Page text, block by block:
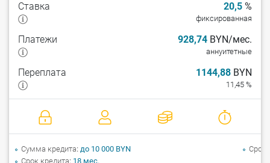
Ставка 20,5 %
фиксированная
Платежи 928,74 BYN/мес.
аннуитетные
Переплата 1144,88 BYN
11,45 %
Сумма кредита до 10 000 BYN
Срок кредита 18 мес.
Срок